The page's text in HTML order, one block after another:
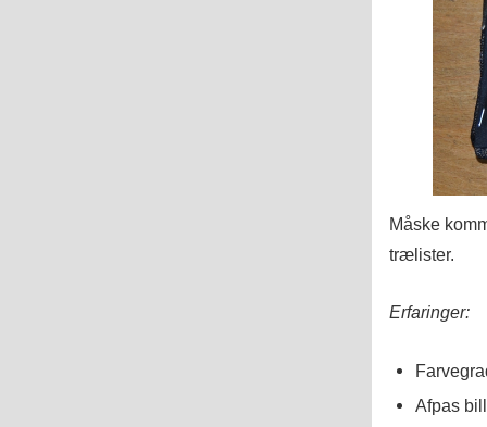
Måske
trælister.
Erfaringer:
Afpas